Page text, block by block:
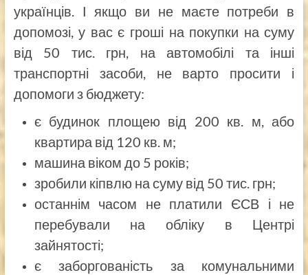
українців. І якщо ви не маєте потреби в
допомозі, у вас є гроші на покупки на суму
від 50 тис. грн, на автомобілі та інші
транспортні засоби, не варто просити і
допомоги з бюджету:
є будинок площею від 200 кв. м, або
квартира від 120 кв. м;
машина віком до 5 років;
зробили кіпвлю на суму від 50 тис. грн;
останнім часом не платили ЄСВ і не
перебували на обліку в Центрі
зайнятості;
є заборгованість за комунальними